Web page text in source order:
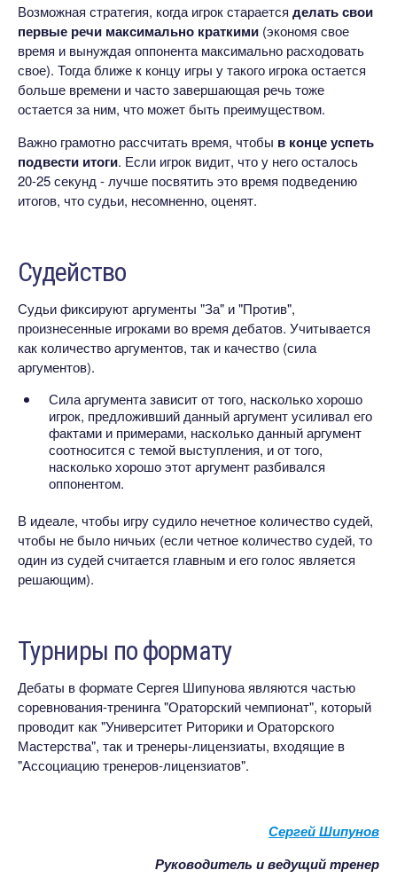
Возможная стратегия, когда игрок старается делать свои
первые речи максимально краткими (экономя свое
время и вынуждая оппонента максимально расходовать
свое). Тогда ближе к концу игры у такого игрока остается
больше времени и часто завершающая речь тоже
остается за ним, что может быть преимуществом.
Важно грамотно рассчитать время, чтобы в конце успеть
подвести итоги. Если игрок видит, что у него осталось
20-25 секунд - лучше посвятить это время подведению
итогов, что судьи, несомненно, оценят.
Судейство
Судьи фиксируют аргументы "За" и "Против",
произнесенные игроками во время дебатов. Учитывается
как количество аргументов, так и качество (сила
аргументов).
Сила аргумента зависит от того, насколько хорошо
игрок, предложивший данный аргумент усиливал его
фактами и примерами, насколько данный аргумент
соотносится с темой выступления, и от того,
насколько хорошо этот аргумент разбивался
оппонентом.
В идеале, чтобы игру судило нечетное количество судей,
чтобы не было ничьих (если четное количество судей, то
один из судей считается главным и его голос является
решающим).
Турниры по формату
Дебаты в формате Сергея Шипунова являются частью
соревнования-тренинга "Ораторский чемпионат", который
проводит как "Университет Риторики и Ораторского
Мастерства", так и тренеры-лицензиаты, входящие в
"Ассоциацию тренеров-лицензиатов".
Сергей Шипунов
Руководитель и ведущий тренер